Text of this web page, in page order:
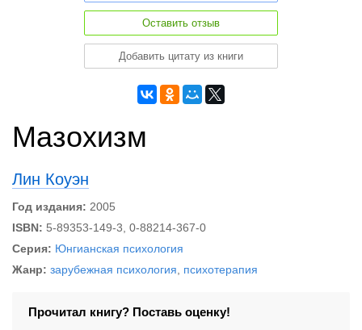
Оставить отзыв
Добавить цитату из книги
Мазохизм
Лин Коуэн
Год издания: 2005
ISBN: 5-89353-149-3, 0-88214-367-0
Серия: Юнгианская психология
Жанр: зарубежная психология психотерапия
Прочитал книгу? Поставь оценку!